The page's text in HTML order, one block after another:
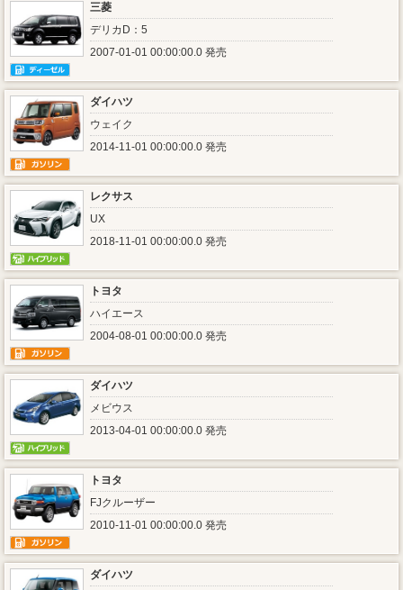
三菱
デリカD：5
2007-01-01 00:00:00.0 発売
ダイハツ
ウェイク
2014-11-01 00:00:00.0 発売
レクサス
UX
2018-11-01 00:00:00.0 発売
トヨタ
ハイエース
2004-08-01 00:00:00.0 発売
ダイハツ
メビウス
2013-04-01 00:00:00.0 発売
トヨタ
FJクルーザー
2010-11-01 00:00:00.0 発売
ダイハツ